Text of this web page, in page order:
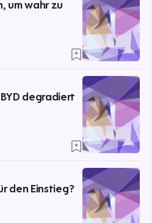
um wahr zu
degradiert
den Einstieg?